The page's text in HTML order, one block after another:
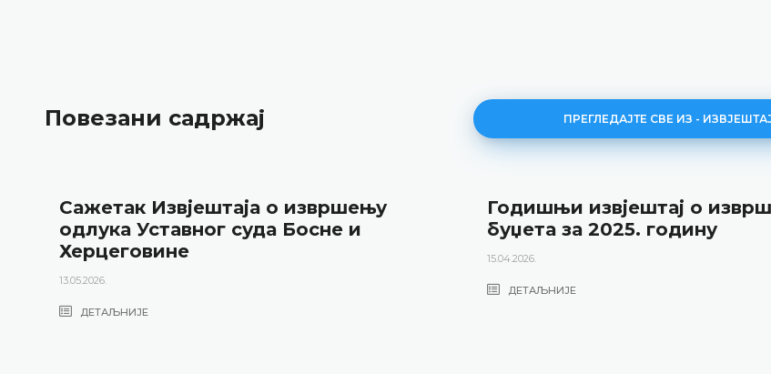
Повезани садржај ПРЕГЛЕДАЈТЕ СВЕ ИЗ -
Сажетак Извјештаја о извршењу
одлука Уставног суда Босне и
Херцеговине
13.05.2026.
ДЕТАЉНИЈЕ
Годишњи извјештај о
буџета за 2025. годину
15.04.2026.
ДЕТАЉНИЈЕ